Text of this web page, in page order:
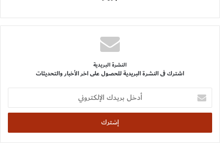
النشرة البريدية
اشترك فى النشرة البريدية للحصول على اخر الأخبار والتحديثات
أدخل
بريدك
الإلكتروني